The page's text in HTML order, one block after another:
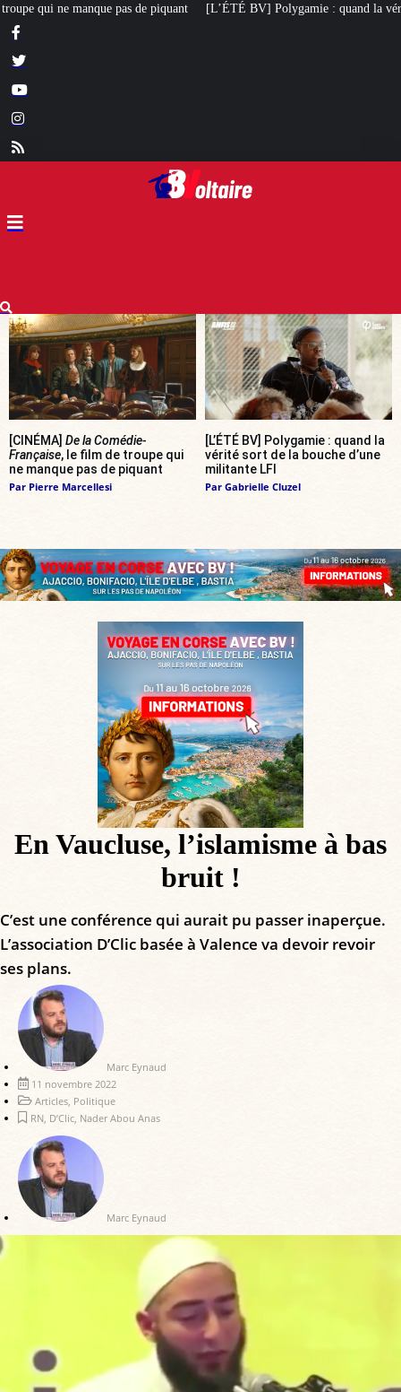
BV] Polygamie : quand la vérité sort de la bouche d’une militante LFI
[CINÉMA] De la Comédie-
Française, le film de troupe qui
ne manque pas de piquant
Par Pierre Marcellesi
[L’ÉTÉ BV] Polygamie : quand la
vérité sort de la bouche d’une
militante LFI
Par Gabrielle Cluzel
En Vaucluse, l’islamisme à bas
bruit !
C’est une conférence qui aurait pu passer inaperçue.
L’association D’Clic basée à Valence va devoir revoir
ses plans.
Marc Eynaud
11 novembre 2022
Articles Politique
RN D’Clic Nader Abou Anas
Marc Eynaud